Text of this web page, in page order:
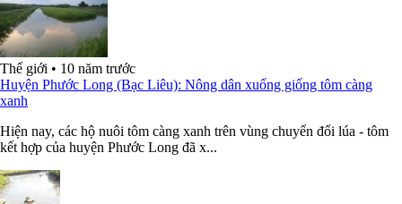
Thế giới • 10 năm trước
Huyện Phước Long (Bạc Liêu): Nông dân xuống giống tôm càng
xanh
Hiện nay, các hộ nuôi tôm càng xanh trên vùng chuyển đổi lúa - tôm
kết hợp của huyện Phước Long đã x...